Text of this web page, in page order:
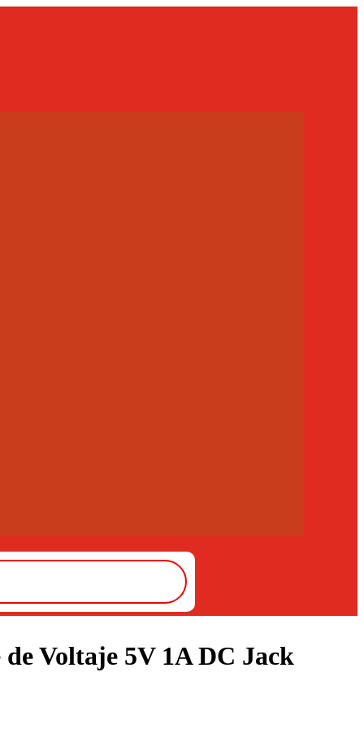
Voltaje 5V 1A DC Jack